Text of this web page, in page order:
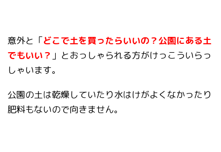
意外と「どこで土を買ったらいいの？公園にある土
でもいい？ 」とおっしゃられる方がけっこういらっ
しゃいます。
公園の土は乾燥していたり水はけがよくなかったり
肥料もないので向きません。